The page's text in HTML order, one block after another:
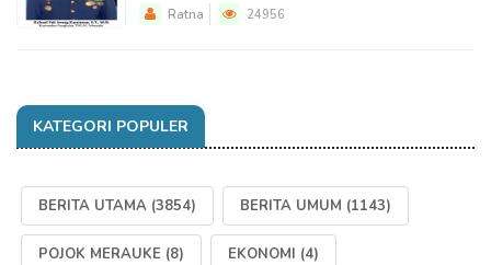
Ratna 24956
KATEGORI POPULER
BERITA UTAMA (3854) BERITA UMUM (1143)
POJOK MERAUKE (8) EKONOMI (4)